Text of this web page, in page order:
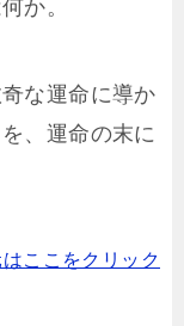
か。
な運命に導か
、運命の末に
ここをクリック